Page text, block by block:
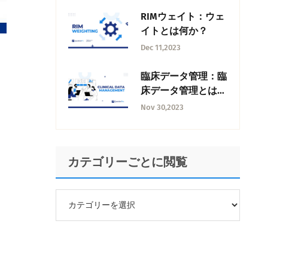
RIMウェイト：ウェ
イトとは何か？
Dec 11,2023
臨床データ管理：臨
床データ管理とは何
か？
Nov 30,2023
カテゴリーごとに閲覧
ゴ